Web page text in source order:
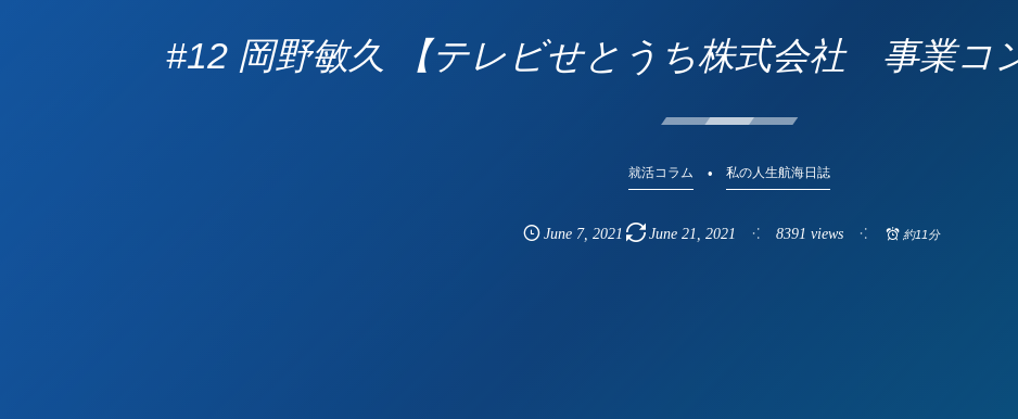
#12 岡野敏久 【テレビせとうち株式会社 事業コ
就活コラム 私の人生航海日誌
June 7,2021 June 21, 2021 8391 views 約11分